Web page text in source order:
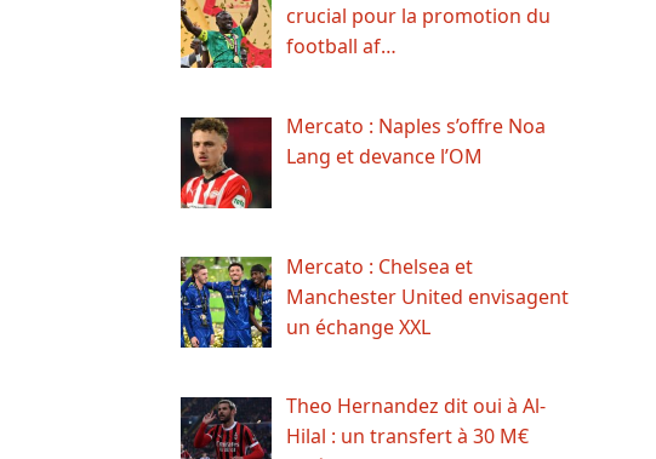
crucial pour la promotion du
football af…
Mercato : Naples s’offre Noa
Lang et devance l’OM
Mercato : Chelsea et
Manchester United envisagent
un échange XXL
Theo Hernandez dit oui à Al-
Hilal : un transfert à 30 M€